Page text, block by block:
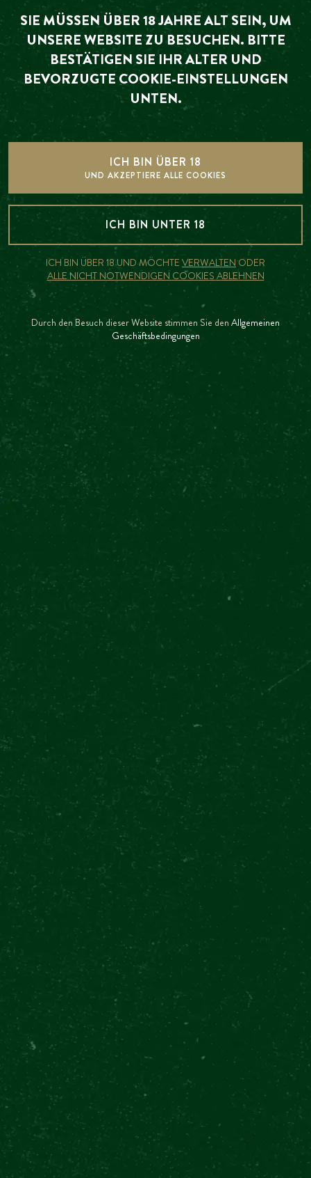
FOTOGALERIE
ZEIGE ALLES
SIE MÜSSEN ÜBER 18 JAHRE ALT SEIN, UM
UNSERE WEBSITE ZU BESUCHEN. BITTE
BESTÄTIGEN SIE IHR ALTER UND
BEVORZUGTE COOKIE-EINSTELLUNGEN
UNTEN.
ICH BIN ÜBER 18
UND AKZEPTIERE ALLE COOKIES
ICH BIN UNTER 18
ICH BIN ÜBER 18 UND MÖCHTE VERWALTEN ODER
ALLE NICHT NOTWENDIGEN COOKIES ABLEHNEN
Durch den Besuch dieser Website stimmen Sie den Allgemeinen
Geschäftsbedingungen
UNSER ANGEBOT
ERLEBNISSE
EVENTS
BEER HALL
FAQ
KARRIERE
ALLGEMEIN
BUCHUNG VERWALTEN
BEDINGUNGEN UND KONDITIONEN
WIEDERVERKÄUFER-PORTAL
GESCHENKGUTSCHEINE
BLOG
FOLGEN SIE UNS